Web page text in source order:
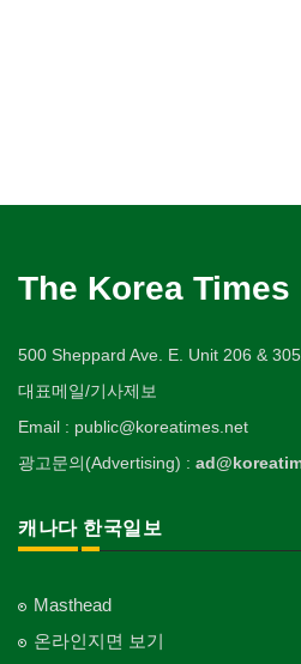
The Korea Times
500 Sheppard Ave. E. Unit 206 &
대표메일/기사제보
Email : public@koreatimes.net
광고문의(Advertising) :
캐나다 한국일보
Masthead
온라인지면 보기